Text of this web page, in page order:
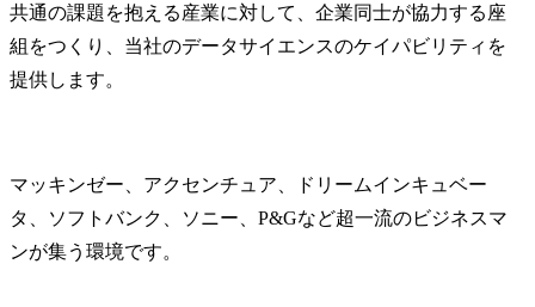
共通の課題を抱える産業に対して、企業同士が協力する座
組をつくり、当社のデータサイエンスのケイパビリティを
提供します。
マッキンゼー、アクセンチュア、ドリームインキュベー
タ、ソフトバンク、ソニー、P&Gなど超一流のビジネスマ
ンが集う環境です。